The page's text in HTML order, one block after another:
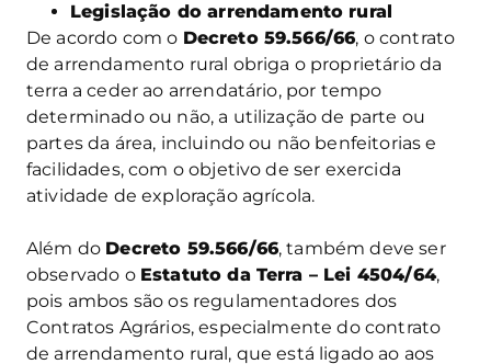
Legislação do arrendamento rural
De acordo com o Decreto 59.566/66, o contrato
de arrendamento rural obriga o proprietário da
terra a ceder ao arrendatário, por tempo
determinado ou não, a utilização de parte ou
partes da área, incluindo ou não benfeitorias e
facilidades, com o objetivo de ser exercida
atividade de exploração agrícola.
Além do Decreto 59.566/66, também deve ser
observado o Estatuto da Terra – Lei 4504/64,
pois ambos são os regulamentadores dos
Contratos Agrários, especialmente do contrato
de arrendamento rural, que está ligado ao aos